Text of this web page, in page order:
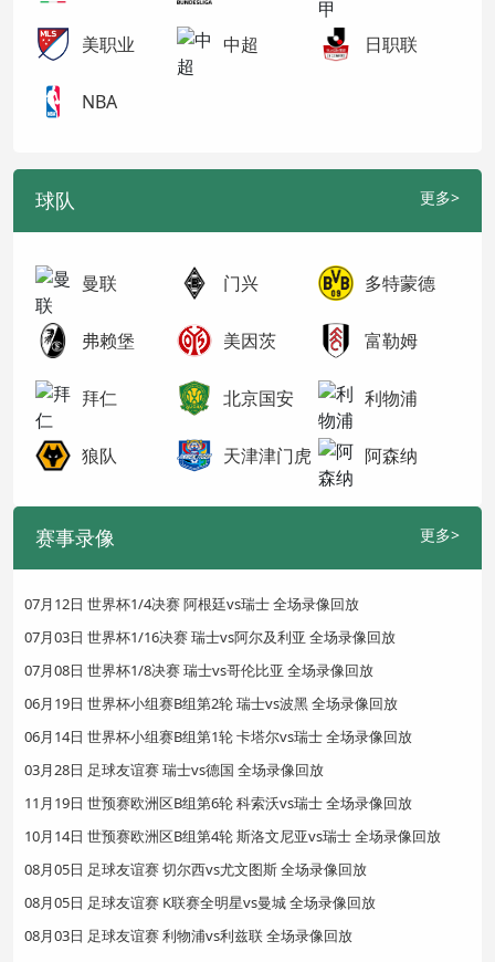
美职业 中超 日职联
NBA
球队 更多>
曼联 门兴 多特蒙德
弗赖堡 美因茨 富勒姆
拜仁 北京国安 利物浦
狼队 天津津门虎 阿森纳
赛事录像 更多>
07月12日 世界杯1/4决赛 阿根廷vs瑞士 全场录像回放
07月03日 世界杯1/16决赛 瑞士vs阿尔及利亚 全场录像回放
07月08日 世界杯1/8决赛 瑞士vs哥伦比亚 全场录像回放
06月19日 世界杯小组赛B组第2轮 瑞士vs波黑 全场录像回放
06月14日 世界杯小组赛B组第1轮 卡塔尔vs瑞士 全场录像回放
03月28日 足球友谊赛 瑞士vs德国 全场录像回放
11月19日 世预赛欧洲区B组第6轮 科索沃vs瑞士 全场录像回放
10月14日 世预赛欧洲区B组第4轮 斯洛文尼亚vs瑞士 全场录像回放
08月05日 足球友谊赛 切尔西vs尤文图斯 全场录像回放
08月05日 足球友谊赛 K联赛全明星vs曼城 全场录像回放
08月03日 足球友谊赛 利物浦vs利兹联 全场录像回放